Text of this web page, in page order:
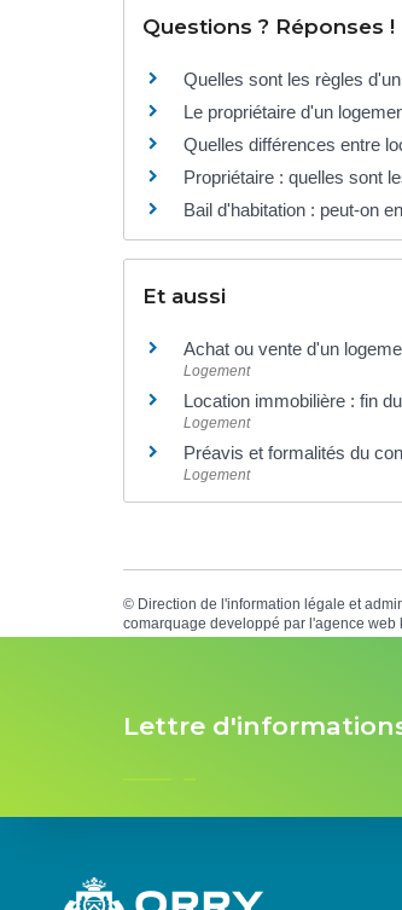
Questions ? Réponses !
Quelles sont les règles
Le propriétaire d'un
Quelles différences entre
Propriétaire : quelles sont
Bail d'habitation : peut-on
Et aussi
Achat ou vente d'un
Logement
Location immobilière : fin
Logement
Préavis et formalités du
Logement
© Direction de l'information légale et
comarquage developpé par l'agence web
Lettre